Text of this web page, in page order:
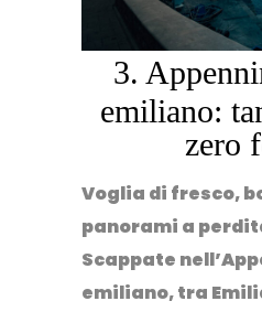
3.
emiliano:
zero
Voglia di fresco,
panorami a
Scappate nell’
emiliano, tra